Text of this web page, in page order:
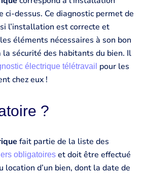
ci-dessus. Ce diagnostic permet de
l’installation est correcte et
éléments nécessaires à son bon
sécurité des habitants du bien. Il
électrique télétravail pour les
chez eux !
?
fait partie de la liste des
obligatoires et doit être effectué
location d’un bien, dont la date de